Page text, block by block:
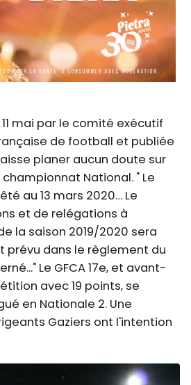
mai par le comité exécutif
de football et publiée
planer aucun doute sur
championnat National. " Le
au 13 mars 2020… Le
et de relégations à
la saison 2019/2020 sera
prévu dans le règlement du
Le GFCA 17e, et avant-
avec 19 points, se
en Nationale 2. Une
Gaziers ont l'intention